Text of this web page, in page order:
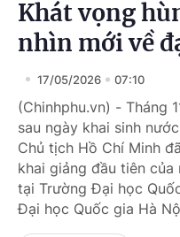
Khát vọng
nhìn mới về
17/05/2026 07:10
(Chinhphu.vn) - Tháng
sau ngày khai sinh
Chủ tịch Hồ Chí Minh
khai giảng đầu tiên
tại Trường Đại học
Đại học Quốc gia Hà